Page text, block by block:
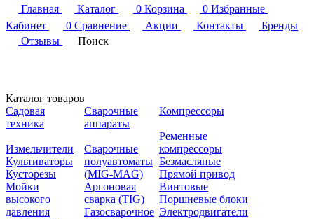
Главная
Каталог 0 Корзина 0 Избранные
Кабинет
0 Сравнение Акции Контакты
Бренды
Отзывы
Поиск
Каталог товаров
Садовая
техника
Измельчители
Культиваторы
Кусторезы
Мойки
высокого
давления
Сварочные
аппараты
Сварочные
полуавтоматы
(MIG-MAG)
Аргоновая
сварка (TIG)
Газосварочное
Компрессоры
Ременные
компрессоры
Безмасляные
Прямой привод
Винтовые
Поршневые блоки
Электродвигатели